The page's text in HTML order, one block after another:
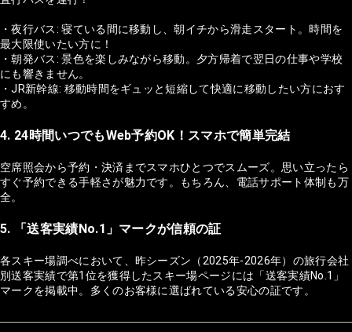
・夜行バス: 寝ている間に移動し、朝イチから滑走スタート。時間を
最大限使いたい方に！
・朝発バス: 景色を楽しみながら移動。夕方帰着で翌日の仕事や学校
にも響きません。
・JR新幹線: 移動時間をギュッと短縮して快適に移動したい方におす
すめ。
4. 24時間いつでもWeb予約OK！スマホで簡単完結
空席照会から予約・決済までスマホひとつでスムーズ。思い立ったら
すぐ予約できる手軽さが魅力です。もちろん、電話サポート体制も万
全。
5. 「送客実績No.1」マークが信頼の証
各スキー場調べにおいて、昨シーズン（2025年-2026年）の旅行会社
別送客実績で第1位を獲得したスキー場ページには「送客実績No.1」
マークを掲載中。多くのお客様に選ばれている安心の証です。